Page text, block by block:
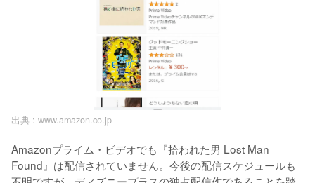
出典 : www.amazon.co.jp
Amazonプライム・ビデオでも『拾われた男 Lost Man
Found』は配信されていません。今後の配信スケジュールも